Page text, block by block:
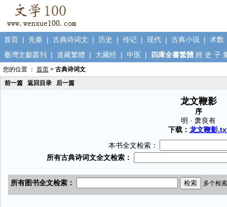
首页 | 先秦 | 古典诗词文 | 历史 | 传记 | 现代 | 古典小说 | 术数
臺灣文獻叢刊
| 道藏繁體 | 大藏经 | 中医 | 四庫全書繁體 經 史 子
您的位置 ： 首页 > 古典诗词文
前一篇
返回目录 后一篇
龙文鞭影
序
明 · 萧良有
下载： 龙文鞭影
本书全文检索：